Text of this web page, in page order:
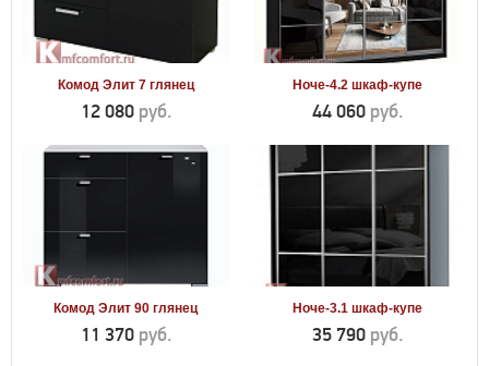
Комод Элит 7 глянец
12 080 руб.
Ноче-4.2 шкаф-купе
44 060 руб.
Комод Элит 90 глянец
11 370 руб.
Ноче-3.1 шкаф-купе
35 790 руб.